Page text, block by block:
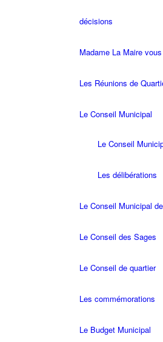
décisions
Madame La Maire
Les Réunions de
Le Conseil Municipal
Le Conseil
Les délibérations
Le Conseil Municipal
Le Conseil des Sages
Le Conseil de quartier
Les commémorations
Le Budget Municipal